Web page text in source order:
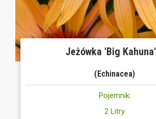
Jeżówka 'Big Kahuna'
(Echinacea)
Pojemnik:
2 Litry